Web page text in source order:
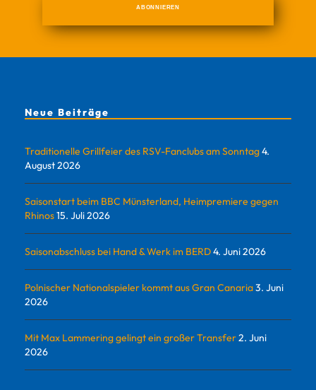
Neue Beiträge
Traditionelle Grillfeier des RSV-Fanclubs am Sonntag4.
August 2026
Saisonstart beim BBC Münsterland, Heimpremiere gegen
Rhinos15. Juli 2026
Saisonabschluss bei Hand & Werk im BERD4. Juni 2026
Polnischer Nationalspieler kommt aus Gran Canaria3. Juni
2026
Mit Max Lammering gelingt ein großer Transfer2. Juni
2026